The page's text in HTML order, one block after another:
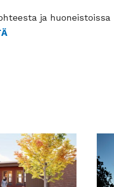
ja